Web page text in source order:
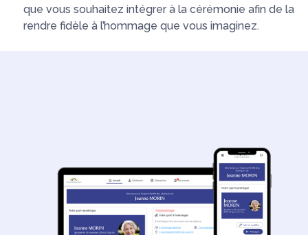
que vous souhaitez intégrer à la cérémonie afin de la
rendre fidèle à l’hommage que vous imaginez.